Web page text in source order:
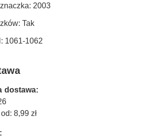
2003
Tak
1061-1062
dostawa:
8,99 zł